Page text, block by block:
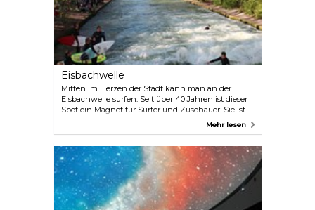
Eisbachwelle
Mitten im Herzen der Stadt kann man an der
Eisbachwelle surfen. Seit über 40 Jahren ist dieser
Spot ein Magnet für Surfer und Zuschauer. Sie ist
weltweit als die beständigste, größte und beste
Flusswelle in städtischer Umgebung bekannt. Aber
für sehr erfahrene Profis geeignet. Die Wellen sind
knifflig und können gefährlich sein, daher ist es
nicht der richtige Ort für Anfänger. Aber selbst
wenn Sie nicht surfen wollen, lohnt es sich auf
jeden Fall, den Experten bei ihren Tricks
zuzusehen.
Mehr lesen